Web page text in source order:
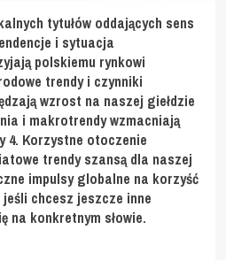
tytułów oddających sens
i sytuacja
polskiemu rynkowi
trendy i czynniki
wzrost na naszej giełdzie
i makrotrendy wzmacniają
4. Korzystne otoczenie
trendy szansą dla naszej
impulsy globalne na korzyść
chcesz jeszcze inne
na konkretnym słowie.